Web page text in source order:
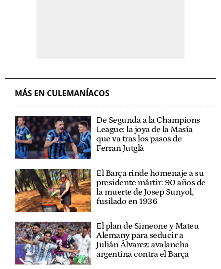
MÁS EN CULEMANÍACOS
De Segunda a la Champions
League: la joya de la Masía
que va tras los pasos de
Ferran Jutglà
El Barça rinde homenaje a su
presidente mártir: 90 años de
la muerte de Josep Sunyol,
fusilado en 1936
El plan de Simeone y Mateu
Alemany para seducir a
Julián Álvarez: avalancha
argentina contra el Barça